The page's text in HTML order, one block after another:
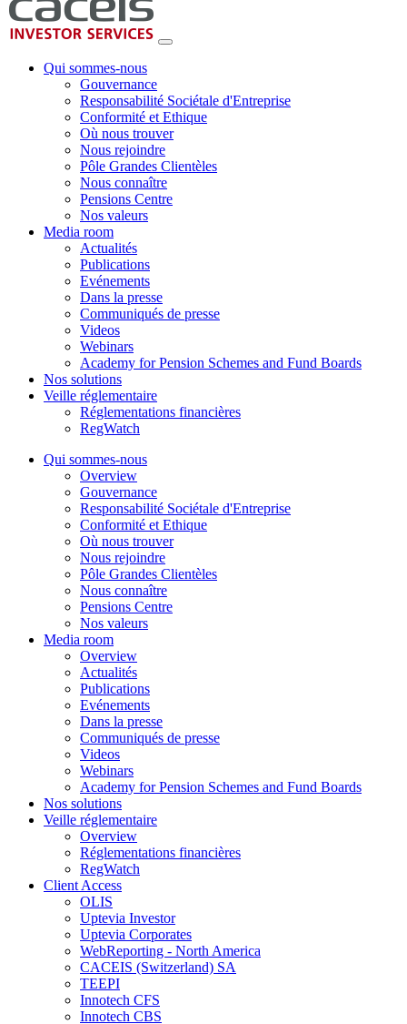
Qui sommes-nous
Gouvernance
Responsabilité Sociétale d'Entreprise
Conformité et Ethique
Où nous trouver
Nous rejoindre
Pôle Grandes Clientèles
Nous connaître
Pensions Centre
Nos valeurs
Media room
Actualités
Publications
Evénements
Dans la presse
Communiqués de presse
Videos
Webinars
Academy for Pension Schemes and Fund Boards
Nos solutions
Veille réglementaire
Réglementations financières
RegWatch
Qui sommes-nous
Overview
Gouvernance
Responsabilité Sociétale d'Entreprise
Conformité et Ethique
Où nous trouver
Nous rejoindre
Pôle Grandes Clientèles
Nous connaître
Pensions Centre
Nos valeurs
Media room
Overview
Actualités
Publications
Evénements
Dans la presse
Communiqués de presse
Videos
Webinars
Academy for Pension Schemes and Fund Boards
Nos solutions
Veille réglementaire
Overview
Réglementations financières
RegWatch
Client Access
OLIS
Uptevia Investor
Uptevia Corporates
WebReporting - North America
CACEIS (Switzerland) SA
TEEPI
Innotech CFS
Innotech CBS